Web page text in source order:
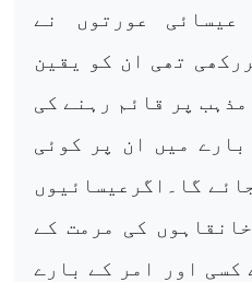
عورتوں نے
تھی ان کو یقین
مذہب پر قائم رہنے کی
میں ان پر کوئی
گا۔اگرعیسائیوں
کی مرمت کے
کسی اور امر کے بارے